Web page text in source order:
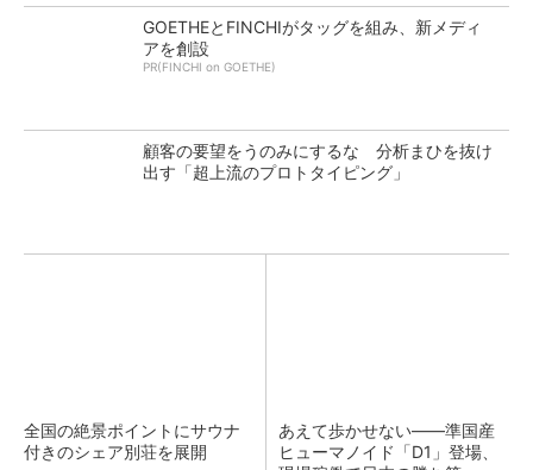
GOETHEとFINCHIがタッグを組み、新メディ
アを創設
PR(FINCHI on GOETHE)
顧客の要望をうのみにするな 分析まひを抜け
出す「超上流のプロトタイピング」
全国の絶景ポイントにサウナ
付きのシェア別荘を展開
あえて歩かせない――準国産
ヒューマノイド「D1」登場、